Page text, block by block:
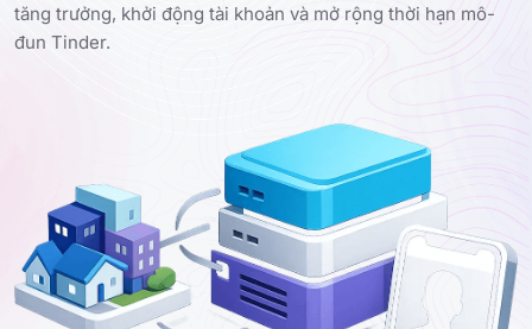
tăng trưởng, khởi động tài khoản và mở rộng thời hạn mô-
đun Tinder.